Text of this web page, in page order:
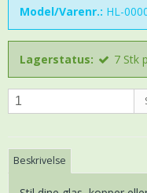
Model/Varenr.: HL-
Lagerstatus: 7 Stk
Beskrivelse